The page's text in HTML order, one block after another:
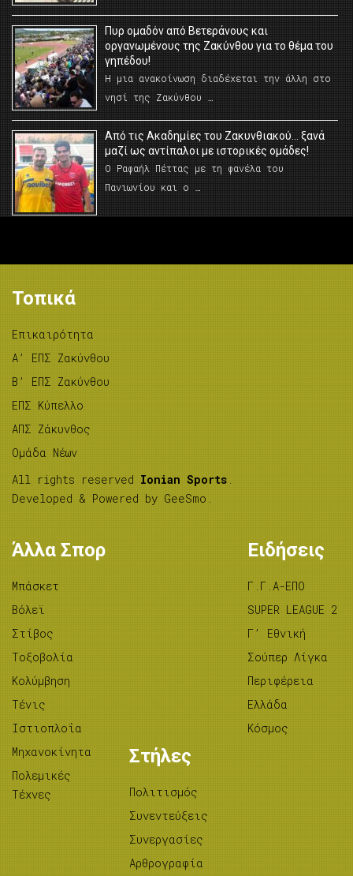
Πυρ ομαδόν από Βετεράνους και
οργανωμένους της Ζακύνθου για το θέμα του
γηπέδου!
Η μια ανακοίνωση διαδέχεται την άλλη στο
νησί της Ζακύνθου …
Από τις Ακαδημίες του Ζακυνθιακού… ξανά
μαζί ως αντίπαλοι με ιστορικές ομάδες!
Ο Ραφαήλ Πέττας με τη φανέλα του
Πανιωνίου και ο …
Τοπικά
Επικαιρότητα
A’ ΕΠΣ Ζακύνθου
B’ ΕΠΣ Ζακύνθου
ΕΠΣ Κύπελλο
ΑΠΣ Ζάκυνθος
Ομάδα Νέων
All rights reserved Ionian Sports .
Developed & Powered by GeeSmo .
Άλλα Σπορ
Μπάσκετ
Βόλεϊ
Στίβος
Tοξοβολία
Κολύμβηση
Τένις
Ιστιοπλοΐα
Μηχανοκίνητα
Πολεμικές
Τέχνες
Ειδήσεις
Γ.Γ.Α-ΕΠΟ
SUPER LEAGUE 2
Γ’ Εθνική
Σούπερ Λίγκα
Περιφέρεια
Ελλάδα
Κόσμος
Στήλες
Πολιτισμός
Συνεντεύξεις
Συνεργασίες
Αρθρογραφία